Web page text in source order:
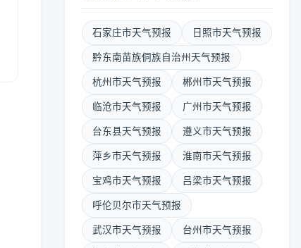
石家庄市天气预报 日照市天气预报
黔东南苗族侗族自治州天气预报
杭州市天气预报 郴州市天气预报
临沧市天气预报 广州市天气预报
台东县天气预报 遵义市天气预报
萍乡市天气预报 淮南市天气预报
宝鸡市天气预报 吕梁市天气预报
呼伦贝尔市天气预报
武汉市天气预报 台州市天气预报